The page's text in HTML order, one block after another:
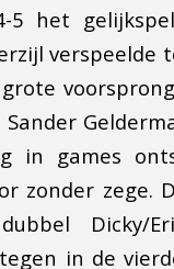
5 het
verspeelde
in games
zonder zege.
Dicky/
in de